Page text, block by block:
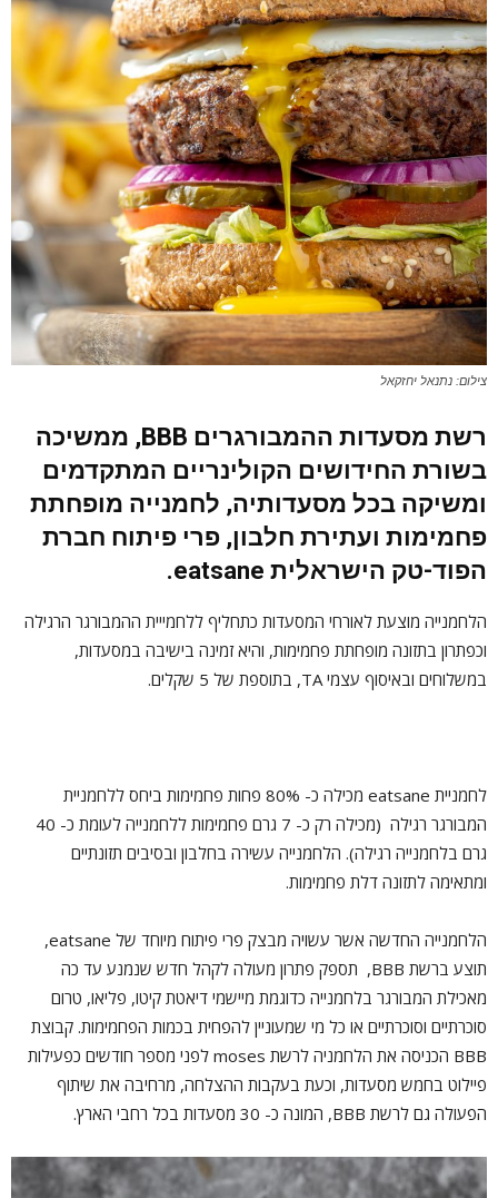
צילום: נתנאל יחזקאל
רשת מסעדות ההמבורגרים BBB
, ממשיכה
בשורת החידושים הקולינריים המתקדמים
ומשיקה בכל מסעדותיה, לחמנייה מופחתת
פחמימות ועתירת חלבון, פרי פיתוח חברת
הפוד-טק הישראלית eatsane.
הלחמנייה מוצעת לאורחי המסעדות כתחליף ללחמייית ההמבורגר הרגילה
וכפתרון בתזונה מופחתת פחמימות, והיא זמינה בישיבה במסעדות,
במשלוחים ובאיסוף עצמי TA, בתוספת של 5 שקלים.
לחמניית eatsane מכילה כ- 80% פחות פחמימות ביחס ללחמניית
המבורגר רגילה (מכילה רק כ- 7 גרם פחמימות ללחמנייה לעומת כ- 40
גרם בלחמנייה רגילה). הלחמנייה עשירה בחלבון ובסיבים תזונתיים
ומתאימה לתזונה דלת פחמימות.
הלחמנייה החדשה אשר עשויה מבצק פרי פיתוח מיוחד של eatsane,
תוצע ברשת BBB, תספק פתרון מעולה לקהל חדש שנמנע עד כה
מאכילת המבורגר בלחמנייה כדוגמת מיישמי דיאטת קיטו, פליאו, טרום
סוכרתיים וסוכרתיים או כל מי שמעוניין להפחית בכמות הפחמימות. קבוצת
BBB הכניסה את הלחמניה לרשת moses לפני מספר חודשים כפעילות
פיילוט בחמש מסעדות, וכעת בעקבות ההצלחה, מרחיבה את שיתוף
הפעולה גם לרשת BBB, המונה כ- 30 מסעדות בכל רחבי הארץ.